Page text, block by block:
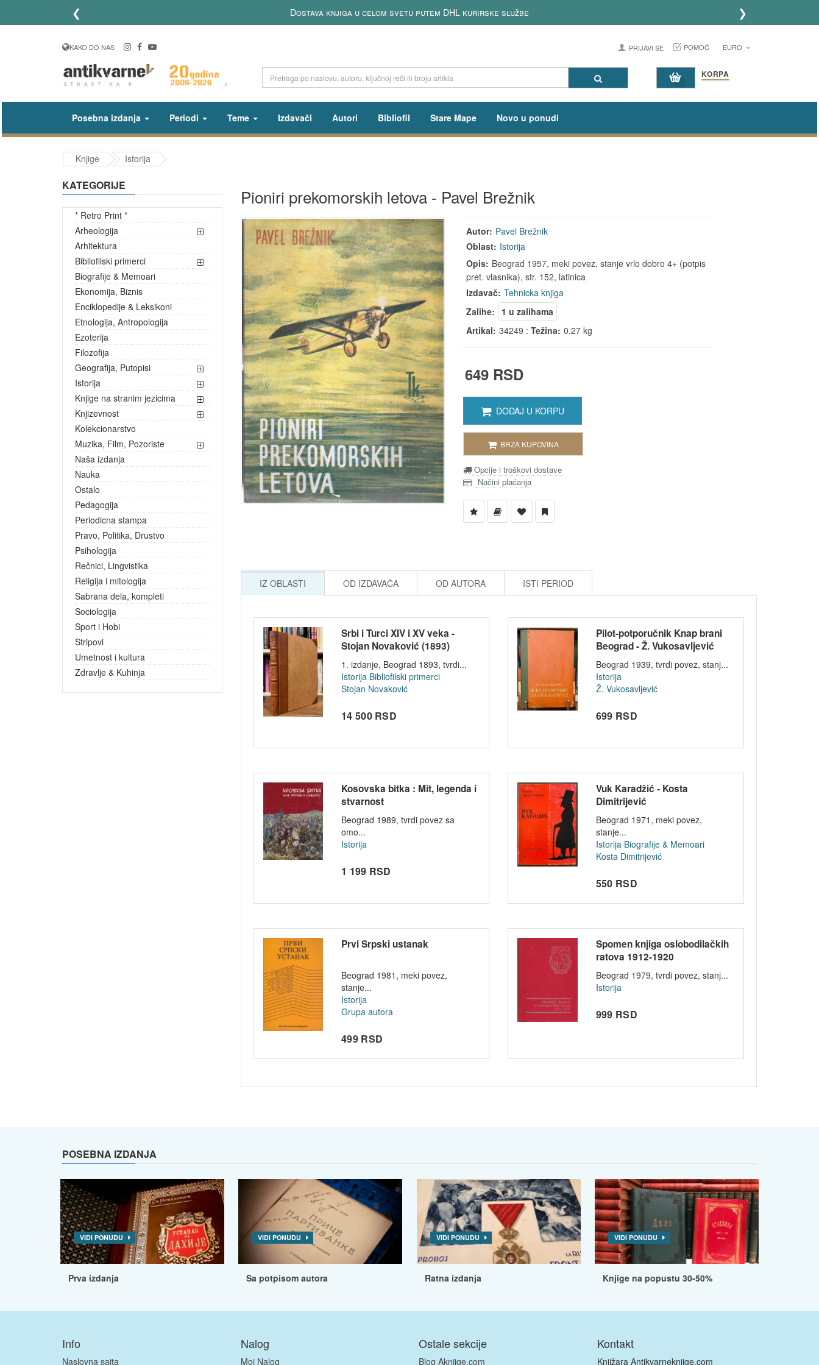
❮ Dostava knjiga u celom svetu putem DHL kurirske službe ❯
KAKO DO NAS PRIJAVI SE POMOĆ EURO
KORPA
Posebna izdanja Periodi Teme Izdavači Autori Bibliofil Stare Mape Novo u ponudi
Knjige Istorija
KATEGORIJE
* Retro Print *
Arheologija
Arhitektura
Bibliofilski primerci
Biografije & Memoari
Ekonomija, Biznis
Enciklopedije & Leksikoni
Etnologija, Antropologija
Ezoterija
Filozofija
Geografija, Putopisi
Istorija
Knjige na stranim jezicima
Knjizevnost
Kolekcionarstvo
Muzika, Film, Pozoriste
Naša izdanja
Nauka
Ostalo
Pedagogija
Periodicna stampa
Pravo, Politika, Drustvo
Psihologija
Rečnici, Lingvistika
Religija i mitologija
Sabrana dela, kompleti
Sociologija
Sport i Hobi
Stripovi
Umetnost i kultura
Zdravlje & Kuhinja
Pioniri prekomorskih letova - Pavel Brežnik
Autor: Pavel Brežnik
Oblast: Istorija
Opis: Beograd 1957, meki povez, stanje vrlo dobro 4+ (potpis
pret. vlasnika), str. 152, latinica
Izdavač: Tehnicka knjiga
Zalihe:
1 u zalihama
Artikal: 34249 :Težina: 0.27 kg
649 RSD
DODAJ U KORPU
BRZA KUPOVINA
Opcije i troškovi dostave
Načini plaćanja
IZ OBLASTI OD IZDAVAČA OD AUTORA ISTI PERIOD
Srbi i Turci XIV i XV veka -
Stojan Novaković (1893)
1. izdanje, Beograd 1893, tvrdi...
Istorija Bibliofilski primerci
Stojan Novaković
14 500 RSD
Pilot-potporučnik Knap brani
Beograd - Ž. Vukosavljević
1939
Beograd 1939, tvrdi povez, stanj...
Istorija
Ž. Vukosavljević
699 RSD
Kosovska bitka : Mit, legenda i
stvarnost
Beograd 1989, tvrdi povez sa
omo...
Istorija
1 199 RSD
Vuk Karadžić - Kosta
Dimitrijević
Beograd 1971, meki povez,
stanje...
Istorija Biografije & Memoari
Kosta Dimitrijević
550 RSD
Prvi Srpski ustanak
Beograd 1981, meki povez,
stanje...
Istorija
Grupa autora
499 RSD
Spomen knjiga oslobodilačkih
ratova 1912-1920
Beograd 1979, tvrdi povez, stanj...
Istorija
999 RSD
POSEBNA IZDANJA
VIDI PONUDU
Prva izdanja
VIDI PONUDU
Sa potpisom autora
VIDI PONUDU
Ratna izdanja
VIDI PONUDU
Knjige na popustu 30-50%
Info
Naslovna sajta
Nalog
Moj Nalog
Ostale sekcije
Blog Aknjige.com
Kontakt
Knjižara Antikvarneknjige.com